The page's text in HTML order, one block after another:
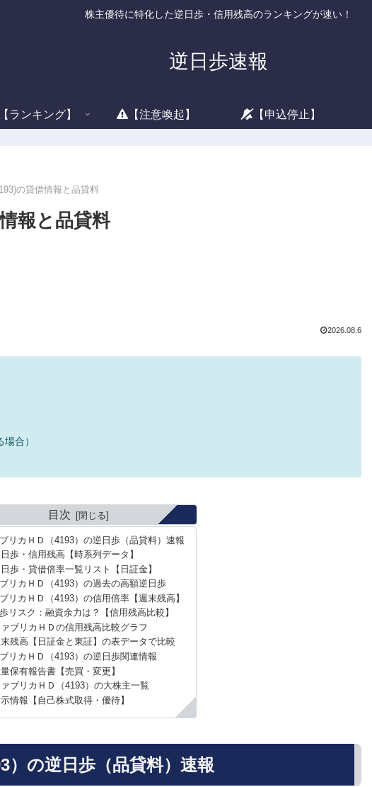
株主優待に特化した逆日歩・信用残高のランキングが速い！
逆日歩速報
ランキング】 【注意喚起】 【申込停止】
の貸借情報と品貸料
報と品貸料
2026.08.6
合）
目次
リカＨＤ（4193）の逆日歩（品貸料）速報
歩・信用残高【時系列データ】
歩・貸借倍率一覧リスト【日証金】
リカＨＤ（4193）の過去の高額逆日歩
リカＨＤ（4193）の信用倍率【週末残高】
リスク：融資余力は？【信用残高比較】
ブリカＨＤの信用残高比較グラフ
残高【日証金と東証】の表データで比較
リカＨＤ（4193）の逆日歩関連情報
保有報告書【売買・変更】
ブリカＨＤ（4193）の大株主一覧
情報【自己株式取得・優待】
）の逆日歩（品貸料）速報